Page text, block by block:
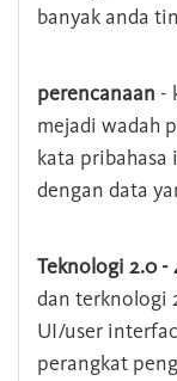
banyak anda
perencanaan -
mejadi wadah
kata pribahasa
dengan data
Teknologi 2.0 -
dan terknologi
UI/user
perangkat